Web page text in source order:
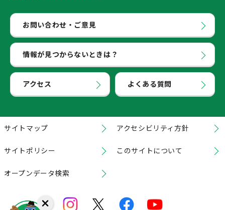
お問い合わせ・ご意見
情報が見つからないときは？
アクセス よくある質問
サイトマップ アクセシビリティ方針
サイトポリシー このサイトについて
オープンデータ検索